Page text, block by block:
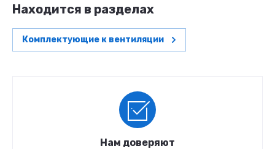
Находится в разделах
Комплектующие к вентиляции
Нам доверяют